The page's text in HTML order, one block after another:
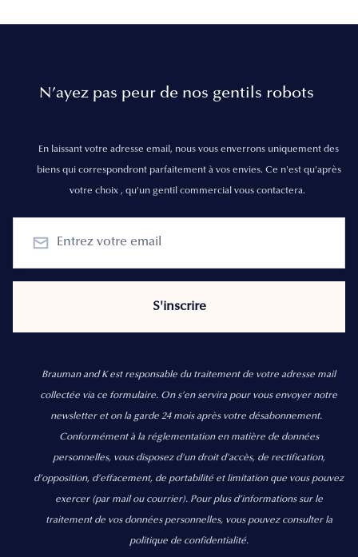
N’ayez pas peur de nos gentils robots
En laissant votre adresse email, nous vous enverrons uniquement des
biens qui correspondront parfaitement à vos envies. Ce n'est qu'après
votre choix , qu'un gentil commercial vous contactera.
Brauman and K est responsable du traitement de votre adresse mail
collectée via ce formulaire. On s’en servira pour vous envoyer notre
newsletter et on la garde 24 mois après votre désabonnement.
Conformément à la réglementation en matière de données
personnelles, vous disposez d'un droit d'accès, de rectification,
d’opposition, d’effacement, de portabilité et limitation que vous pouvez
exercer (par mail ou courrier). Pour plus d’informations sur le
traitement de vos données personnelles, vous pouvez consulter la
politique de confidentialité.